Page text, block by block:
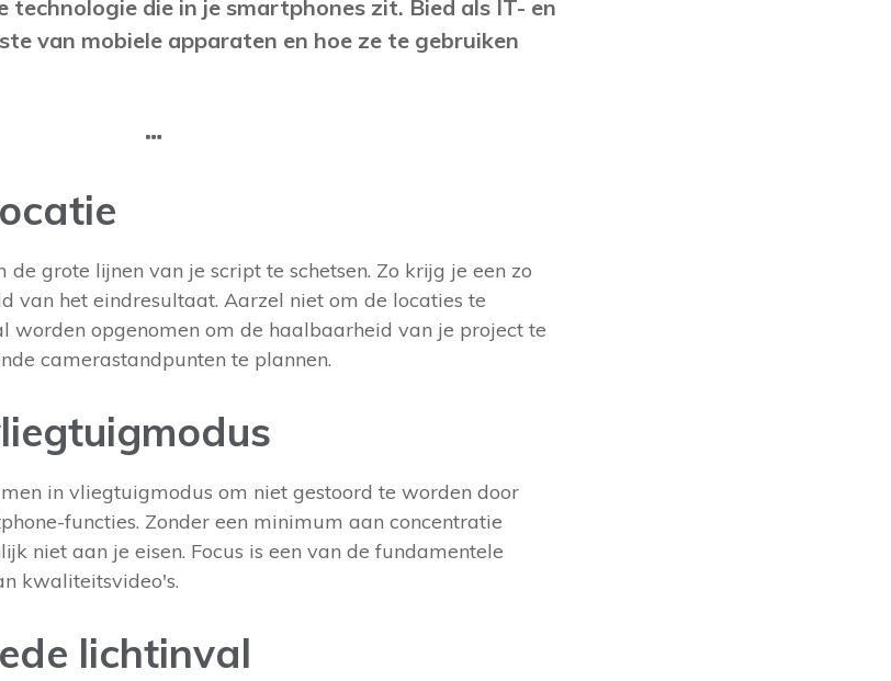
technologie die in je smartphones zit. Bied als IT- en
van mobiele apparaten en hoe ze te gebruiken
grote lijnen van je script te schetsen. Zo krijg je een zo
van het eindresultaat. Aarzel niet om de locaties te
worden opgenomen om de haalbaarheid van je project te
camerastandpunten te plannen.
in vliegtuigmodus om niet gestoord te worden door
functies. Zonder een minimum aan concentratie
niet aan je eisen. Focus is een van de fundamentele
kwaliteitsvideo's.
lichtinval